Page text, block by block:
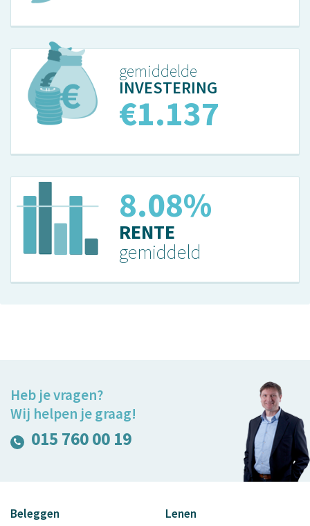
gemiddelde
INVESTERING
€1.137
8.08%
RENTE
gemiddeld
Heb je vragen?
Wij helpen je graag!
015 760 00 19
Beleggen Lenen